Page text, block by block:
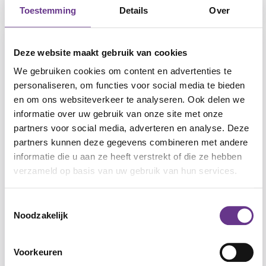
Toestemming Details Over
Deze website maakt gebruik van cookies
We gebruiken cookies om content en advertenties te
personaliseren, om functies voor social media te bieden
en om ons websiteverkeer te analyseren. Ook delen we
informatie over uw gebruik van onze site met onze
partners voor social media, adverteren en analyse. Deze
partners kunnen deze gegevens combineren met andere
informatie die u aan ze heeft verstrekt of die ze hebben
verzameld op basis van uw gebruik van hun services.
Noodzakelijk
Voorkeuren
Werkwijze
Doelen: Mijn beperking
De cliënt
Herkent en benoemt wat een beperking is
(lichamelijk, verstandelijk)
Kan iets zeggen over eigen beperking en de
benodigde ondersteuning
van de ander
Vraagt uit zichzelf om hulp en is trots op